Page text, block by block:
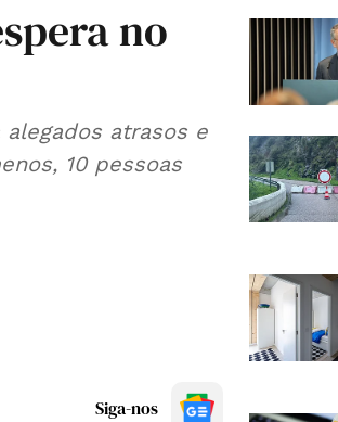
no
atrasos e
10 pessoas
Siga-nos